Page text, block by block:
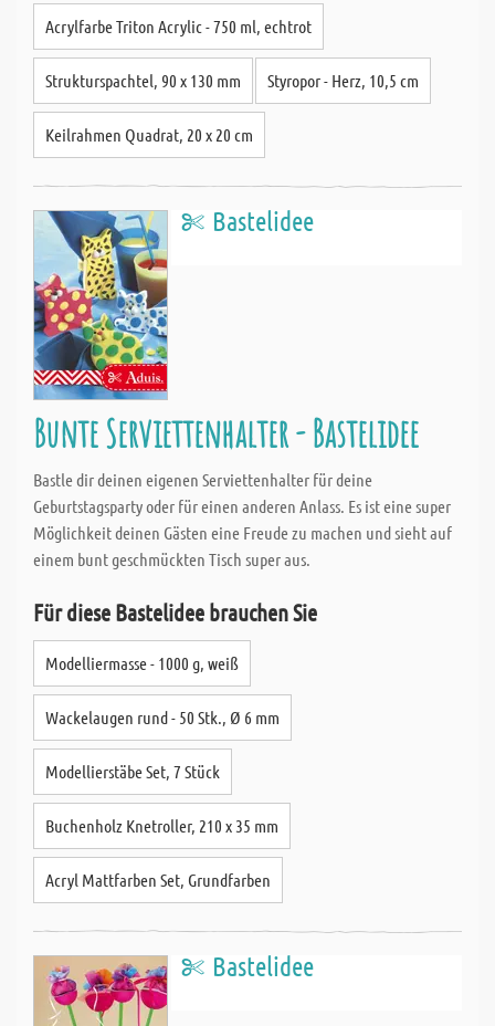
Acrylfarbe Triton Acrylic - 750 ml, echtrot
Strukturspachtel, 90 x 130 mm Styropor - Herz, 10,5 cm
Keilrahmen Quadrat, 20 x 20 cm
Bastelidee
Bunte Serviettenhalter - Bastelidee
Bastle dir deinen eigenen Serviettenhalter für deine
Geburtstagsparty oder für einen anderen Anlass. Es ist eine super
Möglichkeit deinen Gästen eine Freude zu machen und sieht auf
einem bunt geschmückten Tisch super aus.
Für diese Bastelidee brauchen Sie
Modelliermasse - 1000 g, weiß
Wackelaugen rund - 50 Stk., Ø 6 mm
Modellierstäbe Set, 7 Stück
Buchenholz Knetroller, 210 x 35 mm
Acryl Mattfarben Set, Grundfarben
Bastelidee